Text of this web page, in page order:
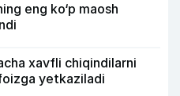
eng ko‘p maosh
xavfli chiqindilarni
yetkaziladi